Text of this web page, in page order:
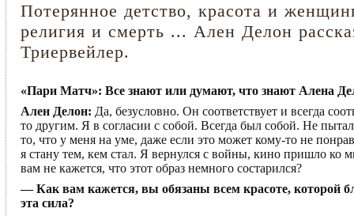
Потерянное детство, красота и
религия и смерть ... Ален Делон
Триервейлер.
«Пари Матч»: Все знают или думают, что знают Алена
Ален Делон: Да, безусловно. Он соответствует и всегда
то другим. Я в согласии с собой. Всегда был собой. Не
то, что у меня на уме, даже если это может кому-то не
я стану тем, кем стал. Я вернулся с войны, кино пришло ко
вам не кажется, что этот образ немного состарился?
— Как вам кажется, вы обязаны всем красоте, которой
эта сила?